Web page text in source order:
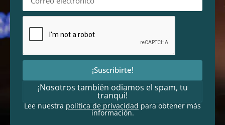
¡Suscribirte!
¡Nosotros también odiamos el spam, tu
tranqui!
Lee nuestrapolítica de privacidadpara obtener más
información.